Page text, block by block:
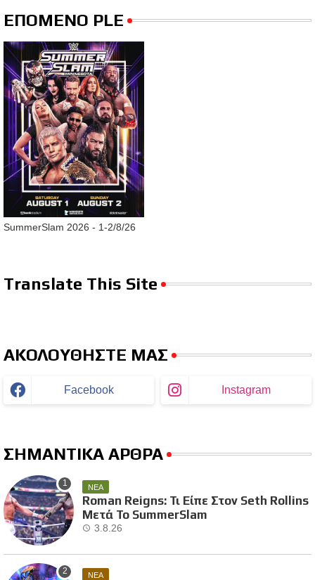
ΕΠΟΜΕΝΟ PLE
SummerSlam 2026 - 1-2/8/26
Translate This Site
ΑΚΟΛΟΥΘΗΣΤΕ ΜΑΣ
Facebook Instagram
ΣΗΜΑΝΤΙΚΑ ΑΡΘΡΑ
ΝΕΑ
Roman Reigns: Τι Είπε Στον Seth Rollins
Μετά Το SummerSlam
3.8.26
ΝΕΑ